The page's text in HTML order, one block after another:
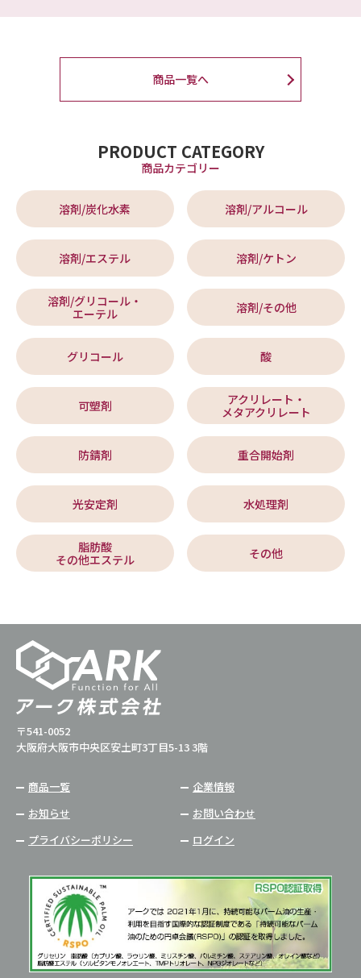
商品一覧へ
PRODUCT CATEGORY
商品カテゴリー
溶剤/炭化水素 溶剤/アルコール
溶剤/エステル 溶剤/ケトン
溶剤/グリコール・
エーテル
溶剤/その他
グリコール 酸
可塑剤
アクリレート・
メタアクリレート
防錆剤 重合開始剤
光安定剤 水処理剤
脂肪酸
その他エステル
その他
〒541-0052
大阪府大阪市中央区安土町3丁目5-13 3階
商品一覧
企業情報
お知らせ
お問い合わせ
プライバシーポリシー
ログイン